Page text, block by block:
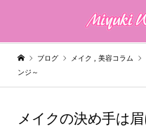
ブログ メイク 美容コラム
ンジ～
メイクの決め手は